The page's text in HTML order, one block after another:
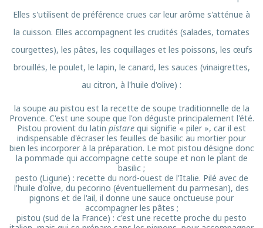
Elles s'utilisent de préférence crues car leur arôme s'atténue à
la cuisson. Elles accompagnent les crudités (salades, tomates
courgettes), les pâtes, les coquillages et les poissons, les œufs
brouillés, le poulet, le lapin, le canard, les sauces (vinaigrettes,
au citron, à l'huile d'olive) :
la soupe au pistou est la recette de soupe traditionnelle de la
Provence. C'est une soupe que l'on déguste principalement l'été.
Pistou provient du latin pistare qui signifie « piler », car il est
indispensable d'écraser les feuilles de basilic au mortier pour
bien les incorporer à la préparation. Le mot pistou désigne donc
la pommade qui accompagne cette soupe et non le plant de
basilic ;
pesto (Ligurie) : recette du nord-ouest de l'Italie. Pilé avec de
l'huile d'olive, du pecorino (éventuellement du parmesan), des
pignons et de l'ail, il donne une sauce onctueuse pour
accompagner les pâtes ;
pistou (sud de la France) : c'est une recette proche du pesto